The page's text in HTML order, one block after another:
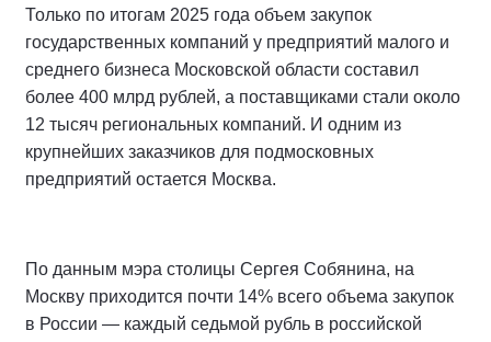
Только по итогам 2025 года объем закупок
государственных компаний у предприятий малого и
среднего бизнеса Московской области составил
более 400 млрд рублей, а поставщиками стали около
12 тысяч региональных компаний. И одним из
крупнейших заказчиков для подмосковных
предприятий остается Москва.
По данным мэра столицы Сергея Собянина, на
Москву приходится почти 14% всего объема закупок
в России — каждый седьмой рубль в российской